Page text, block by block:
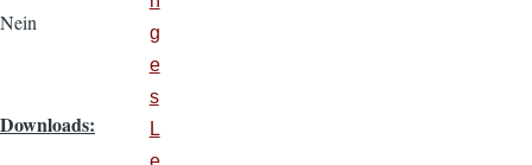
Nein
Downloads:
g
e
s
L